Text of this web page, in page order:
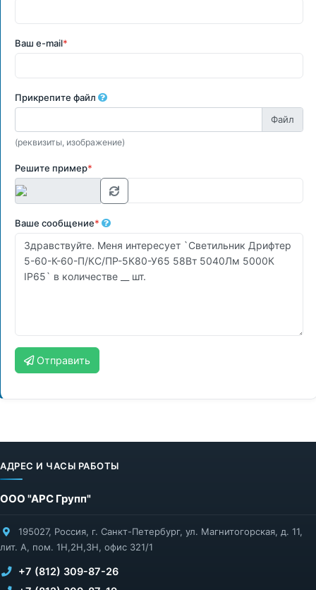
Ваш e-mail*
Прикрепите файл
(реквизиты, изображение)
Решите пример*
Ваше сообщение*
Отправить
АДРЕС И ЧАСЫ РАБОТЫ
ООО "АРС Групп"
195027, Россия, г. Санкт-Петербург, ул. Магнитогорская, д. 11,
лит. А, пом. 1Н,2Н,3Н, офис 321/1
+7 (812) 309-87-26